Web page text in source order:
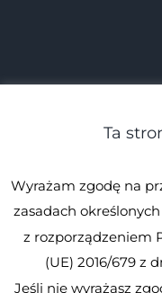
Ta
Wyrażam zgodę na
zasadach
z rozporządzeniem
(UE) 2016/679 z
Jeśli nie wyrażasz